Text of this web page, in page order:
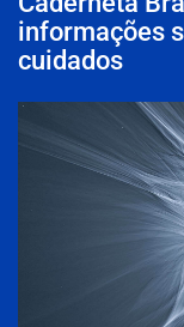
informações
cuidados